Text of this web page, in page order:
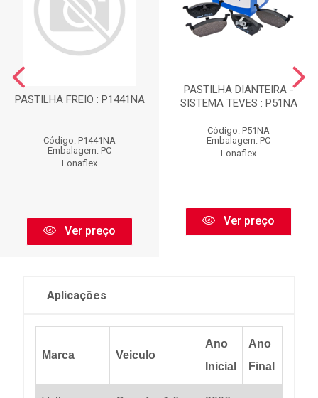
PASTILHA FREIO : P1441NA
Código: P1441NA
Embalagem: PC
Lonaflex
Ver preço
PASTILHA DIANTEIRA -
SISTEMA TEVES : P51NA
Código: P51NA
Embalagem: PC
Lonaflex
Ver preço
Aplicações
Marca Veiculo
Ano
Inicial
Ano
Final